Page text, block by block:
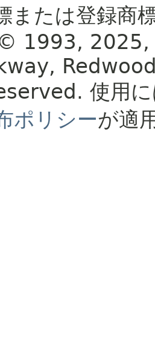
または登録商
1993, 2025,
使用
ポリシーが適